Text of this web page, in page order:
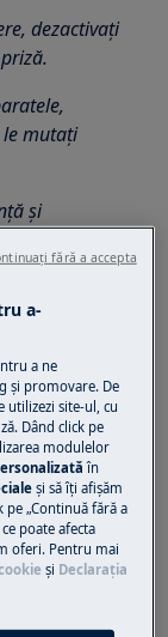
dezactivați
priză.
le mutați
și
siguranță
și
serie de
a-
a ne
și promovare. De
utilizezi site-ul, cu
Dând click pe
modulelor
în
și să îţi afișăm
pe „Continuă fără a
poate afecta
oferi. Pentru mai
și Declaraţia
fără a accepta